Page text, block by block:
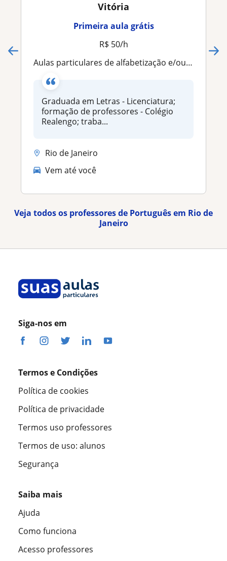
Vitória
Primeira aula grátis
R$ 50/h
Aulas particulares de alfabetização e/ou português
Graduada em Letras - Licenciatura;
formação de professores - Colégio
Realengo; traba...
Rio de Janeiro
Vem até você
Veja todos os professores de Português em Rio de
Janeiro
Siga-nos em
Termos e Condições
Política de cookies
Política de privacidade
Termos uso professores
Termos de uso: alunos
Segurança
Saiba mais
Ajuda
Como funciona
Acesso professores